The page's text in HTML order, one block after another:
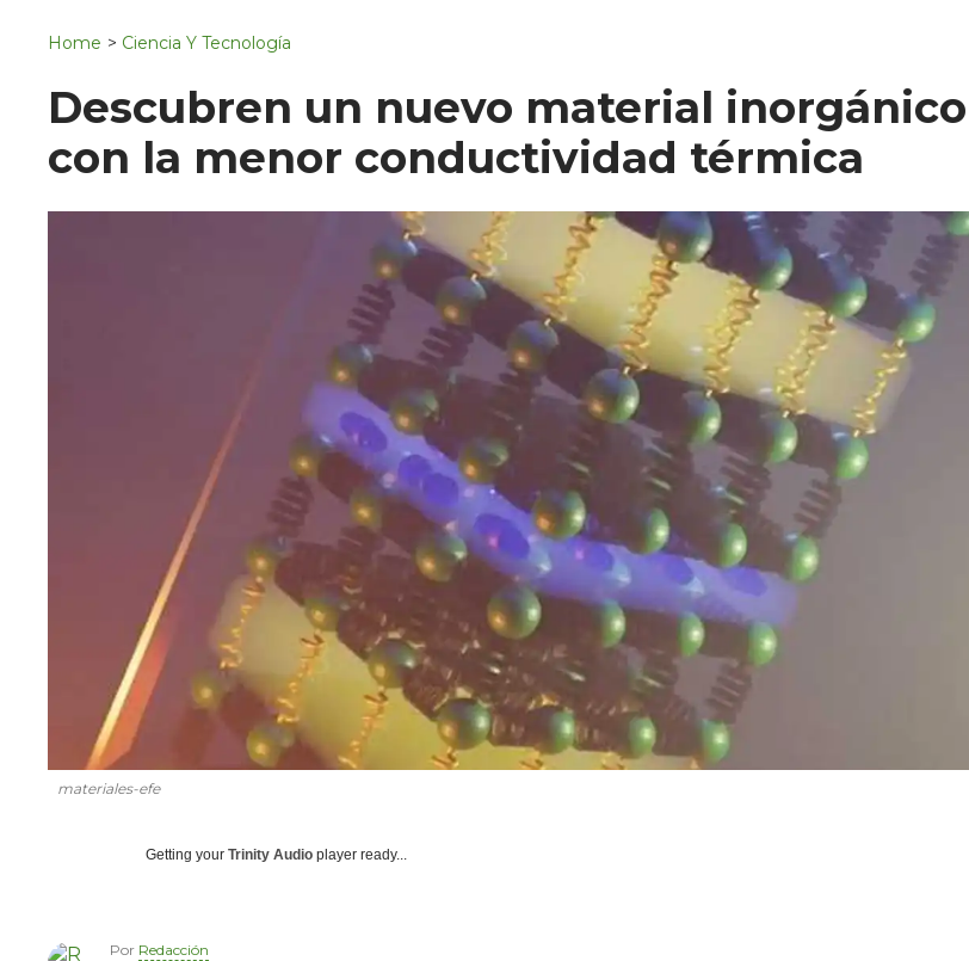
Home > Ciencia Y Tecnología
Descubren un nuevo material inorgánico
con la menor conductividad térmica
materiales-efe
Getting your Trinity Audio player ready...
Por Redacción